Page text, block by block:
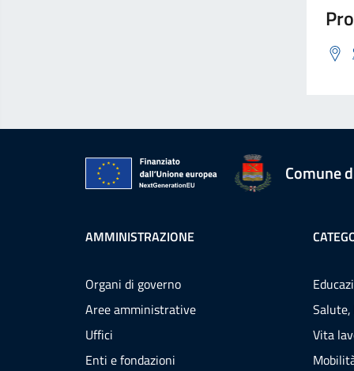
Comune
AMMINISTRAZIONE
Organi di governo
Aree amministrative
Uffici
Enti e fondazioni
Salute,
Vita